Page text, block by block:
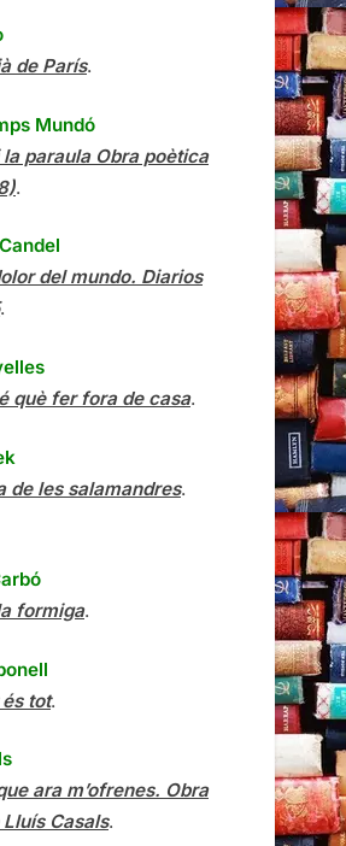
de París.
Mundó
paraula Obra poètica
.
del mundo. Diarios
.
què fer fora de casa.
de les salamandres.
formiga.
és tot.
ara m’ofrenes. Obra
Casals.